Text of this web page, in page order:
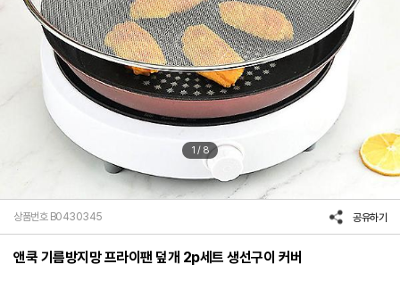
1 / 8
상품번호 B0430345 공유하기
앤쿡 기름방지망 프라이팬 덮개 2p세트 생선구이 커버